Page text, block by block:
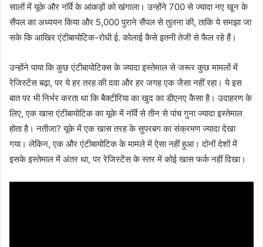
सालों में यूके और नॉर्वे के आंकड़ों को खंगाला। उन्होंने 700 से ज्यादा नए खून के
सैंपल का अध्ययन किया और 5,000 पुराने सैंपल से तुलना की, ताकि ये समझा जा
सके कि आखिर एंटीबायोटिक-रोधी ई. कोलाई कैसे इतनी तेजी से फैल रहे हैं।
उन्होंने पाया कि कुछ एंटीबायोटिक्स के ज्यादा इस्तेमाल से जरूर कुछ मामलों में
रेजिस्टेंस बढ़ा, पर ये हर तरह की दवा और हर जगह एक जैसा नहीं रहा। ये इस
बात पर भी निर्भर करता था कि बैक्टीरिया का खुद का डीएनए कैसा है। उदाहरण के
लिए, एक खास एंटीबायोटिक का यूके में नॉर्वे से तीन से पांच गुना ज्यादा इस्तेमाल
होता है। नतीजा? यूके में एक खास तरह के सुपरबग का संक्रमण ज्यादा देखा
गया। लेकिन, एक और एंटीबायोटिक के मामले में ऐसा नहीं हुआ। दोनों देशों में
इसके इस्तेमाल में अंतर था, पर रेजिस्टेंस के स्तर में कोई खास फर्क नहीं दिखा।